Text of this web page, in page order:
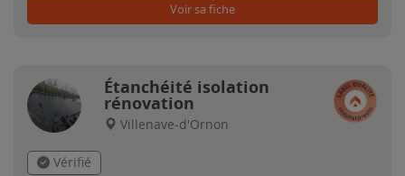
Voir sa fiche
Étanchéité isolation
rénovation
Villenave-d'Ornon
Vérifié